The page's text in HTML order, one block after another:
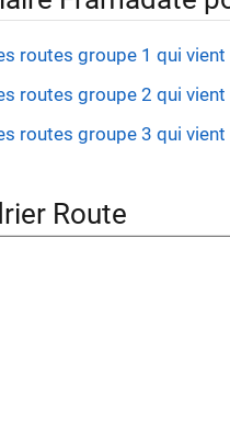
routes groupe 1 qui
routes groupe 2 qui
routes groupe 3 qui
Route